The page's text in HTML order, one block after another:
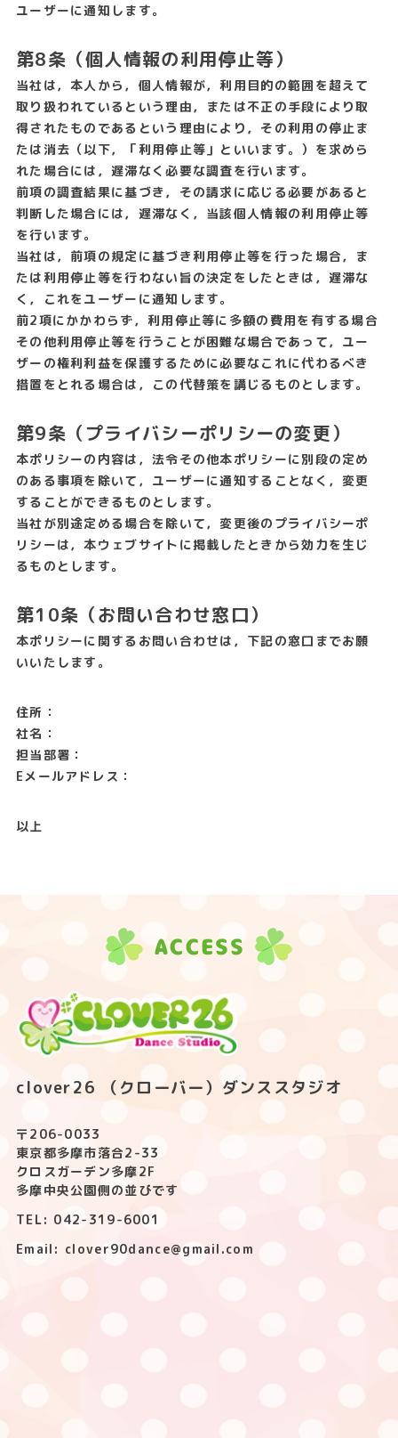
ユーザーに通知します。
第8条（個人情報の利用停止等）
当社は，本人から，個人情報が，利用目的の範囲を超えて
取り扱われているという理由，または不正の手段により取
得されたものであるという理由により，その利用の停止ま
たは消去（以下，「利用停止等」といいます。）を求めら
れた場合には，遅滞なく必要な調査を行います。
前項の調査結果に基づき，その請求に応じる必要があると
判断した場合には，遅滞なく，当該個人情報の利用停止等
を行います。
当社は，前項の規定に基づき利用停止等を行った場合，ま
たは利用停止等を行わない旨の決定をしたときは，遅滞な
く，これをユーザーに通知します。
前2項にかかわらず，利用停止等に多額の費用を有する場合
その他利用停止等を行うことが困難な場合であって，ユー
ザーの権利利益を保護するために必要なこれに代わるべき
措置をとれる場合は，この代替策を講じるものとします。
第9条（プライバシーポリシーの変更）
本ポリシーの内容は，法令その他本ポリシーに別段の定め
のある事項を除いて，ユーザーに通知することなく，変更
することができるものとします。
当社が別途定める場合を除いて，変更後のプライバシーポ
リシーは，本ウェブサイトに掲載したときから効力を生じ
るものとします。
第10条（お問い合わせ窓口）
本ポリシーに関するお問い合わせは，下記の窓口までお願
いいたします。
住所：
社名：
担当部署：
Eメールアドレス：
以上
ACCESS
clover26 （クローバー）ダンススタジオ
〒206-0033
東京都多摩市落合2-33
クロスガーデン多摩2F
多摩中央公園側の並びです
TEL: 042-319-6001
Email: clover90dance@gmail.com